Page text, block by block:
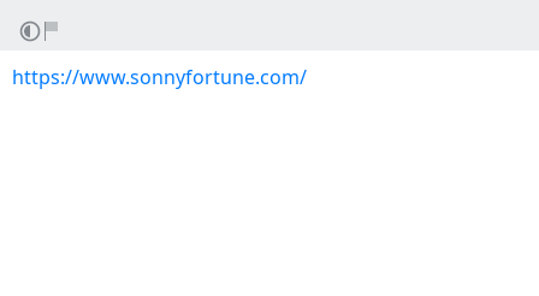
https://www.sonnyfortune.com/